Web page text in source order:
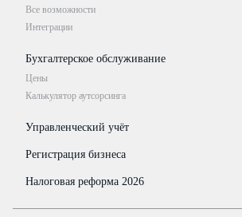
Все возможности
Интеграции
Бухгалтерское обслуживание
Цены
Калькулятор аутсорсинга
Управленческий учёт
Регистрация бизнеса
Налоговая реформа 2026